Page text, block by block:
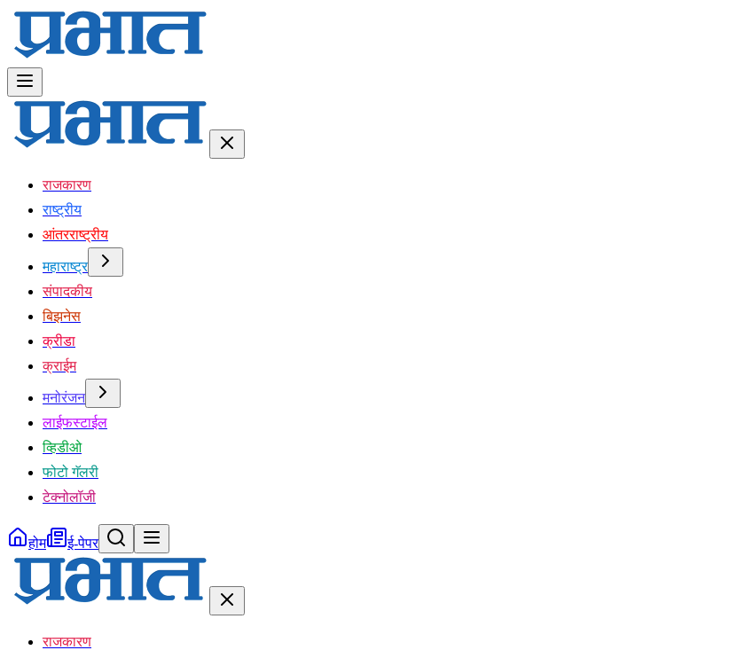
राजकारण
राष्ट्रीय
आंतरराष्ट्रीय
महाराष्ट्र
संपादकीय
बिझनेस
क्रीडा
क्राईम
मनोरंजन
लाईफस्टाईल
व्हिडीओ
फोटो गॅलरी
टेक्नोलॉजी
होम ई-पेपर
राजकारण